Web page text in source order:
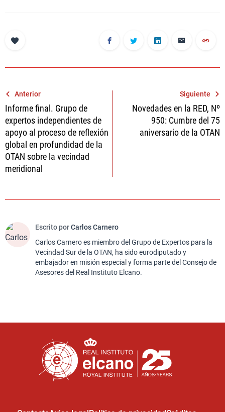
Navegación
de
entradas
Anterior
Informe final. Grupo de
expertos independientes de
apoyo al proceso de reflexión
global en profundidad de la
OTAN sobre la vecindad
meridional
Siguiente
Novedades en la RED, Nº
950: Cumbre del 75
aniversario de la OTAN
Escrito porCarlos Carnero
Carlos Carnero es miembro del Grupo de Expertos para la
Vecindad Sur de la OTAN, ha sido eurodiputado y
embajador en misión especial y forma parte del Consejo de
Asesores del Real Instituto Elcano.